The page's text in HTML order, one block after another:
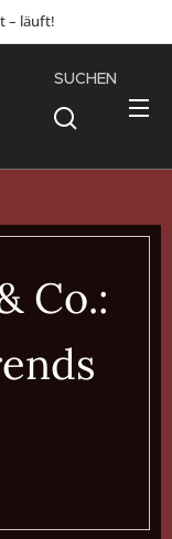
– läuft!
SUCHEN
Co.: